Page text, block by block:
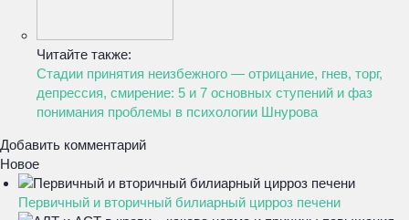
Читайте также:
Стадии принятия неизбежного — отрицание, гнев, торг,
депрессия, смирение: 5 и 7 основных ступений и фаз
понимания проблемы в психологии Шнурова
Добавить комментарий
Новое
Первичный и вторичный билиарный цирроз печени